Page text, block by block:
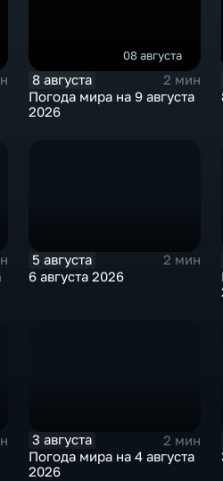
08 августа
8 августа
2 мин
Погода мира на 9 августа
2026
5 августа
2 мин
6 августа 2026
3 августа
2 мин
Погода мира на 4 августа
2026